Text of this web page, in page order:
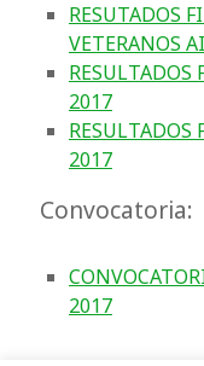
RESUTADOS
VETERANOS
RESULTADOS
2017
RESULTADOS
2017
Convocatoria:
2017